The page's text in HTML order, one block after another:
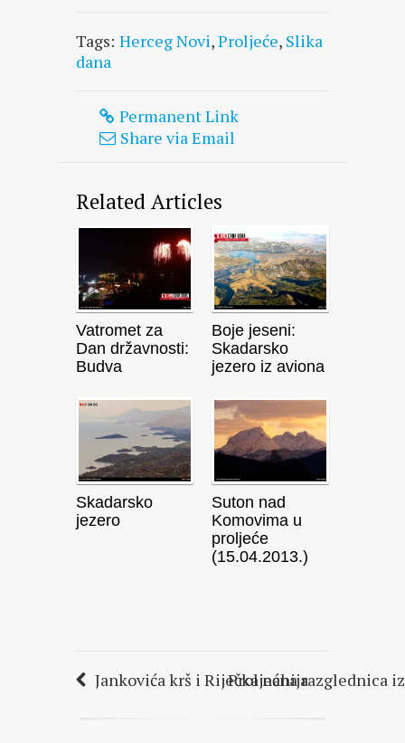
Tags: Herceg Novi,Proljeće, Slika
dana
Permanent Link
Share via Email
Related Articles
Vatromet za
Dan državnosti:
Budva
Boje jeseni:
Skadarsko
jezero iz aviona
Skadarsko
jezero
Suton nad
Komovima u
proljeće
(15.04.2013.)
Jankovića krš i Riječka nahijaProljećna razglednica